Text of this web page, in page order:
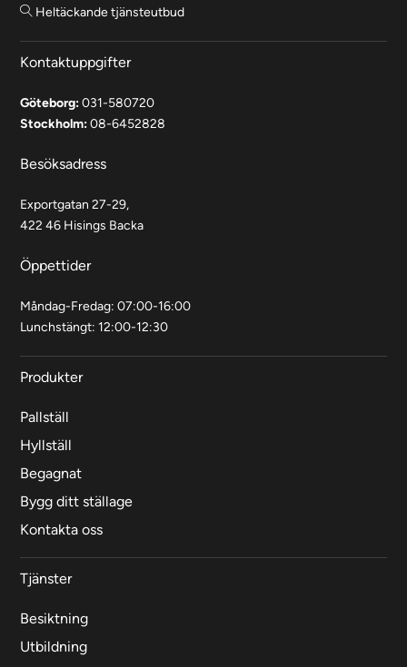
Heltäckande tjänsteutbud
Kontaktuppgifter
Göteborg:031-580720
Stockholm:08-6452828
Besöksadress
Exportgatan 27-29,
422 46 Hisings Backa
Öppettider
Måndag-Fredag: 07:00-16:00
Lunchstängt: 12:00-12:30
Produkter
Pallställ
Hyllställ
Begagnat
Bygg ditt ställage
Kontakta oss
Tjänster
Besiktning
Utbildning